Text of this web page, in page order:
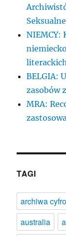
NIEMCY:
literackich
BELGIA:
zasobów
MRA:
TAGI
archiwa
australia